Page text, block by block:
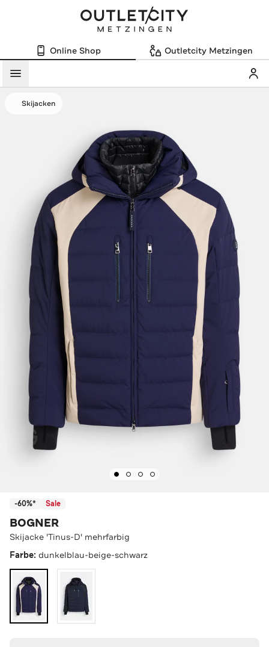
Online Shop Outletcity Metzingen
Menü
Skijacken
-60%* Sale
BOGNER
Skijacke 'Tinus-D' mehrfarbig
Farbe: dunkelblau-beige-schwarz